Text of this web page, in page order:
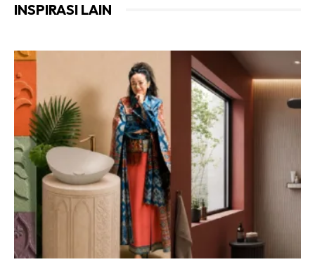
Idea ruang membaca atau belajar sebenarnya juga mudah.
Cari sahaja bahagian ruang kamar yang boleh memuatkan
meja membaca dan kabinet meyipan buku sekolah.
Mungkin bagi perabot seperti meja, ia mempunyai ukuran
tetap tetapi kerusi anda boleh cari yang mesra kanak-
kanak dan boleh dilaraskan dengan mudah. Kini pereka
menyediakan pelbagai ilham kreatif dan mesra ruang bagi
INSPIRASI LAIN